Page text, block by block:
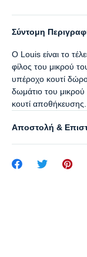
Σύντομη
Ο Louis είναι το
φίλος του μικρού
υπέροχο κουτί
δωμάτιο του μικρού
κουτί αποθήκευσης.
Αποστολή &